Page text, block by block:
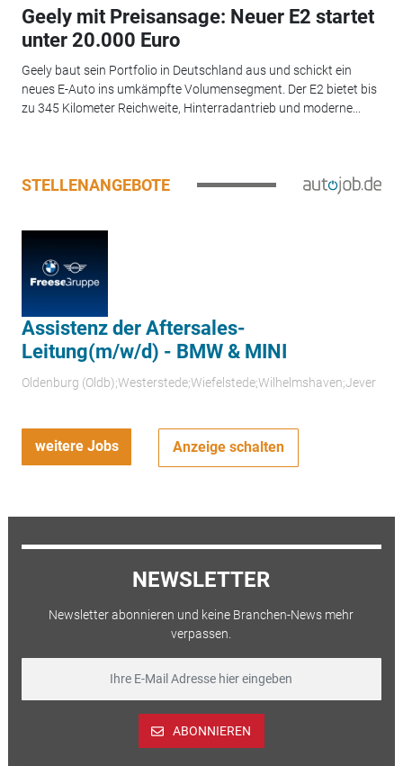
Geely mit Preisansage: Neuer E2 startet
unter 20.000 Euro
Geely baut sein Portfolio in Deutschland aus und schickt ein
neues E-Auto ins umkämpfte Volumensegment. Der E2 bietet bis
zu 345 Kilometer Reichweite, Hinterradantrieb und moderne...
STELLENANGEBOTE
Assistenz der Aftersales-
Leitung(m/w/d) - BMW & MINI
Oldenburg (Oldb);Westerstede;Wiefelstede;Wilhelmshaven;Jever
weitere Jobs Anzeige schalten
NEWSLETTER
Newsletter abonnieren und keine Branchen-News mehr
verpassen.
ABONNIEREN